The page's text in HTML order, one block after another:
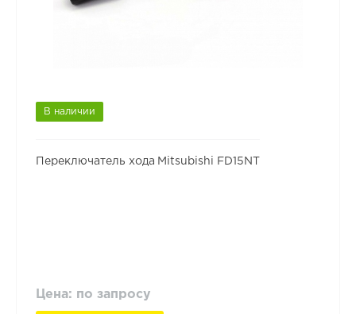
В наличии
Переключатель хода Mitsubishi FD15NT
Цена: по запросу